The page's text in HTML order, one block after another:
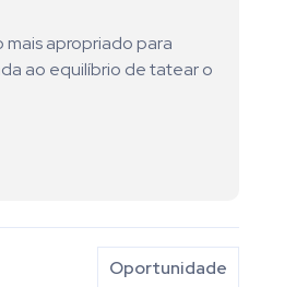
mais apropriado para
ao equilíbrio de tatear o
Oportunidade